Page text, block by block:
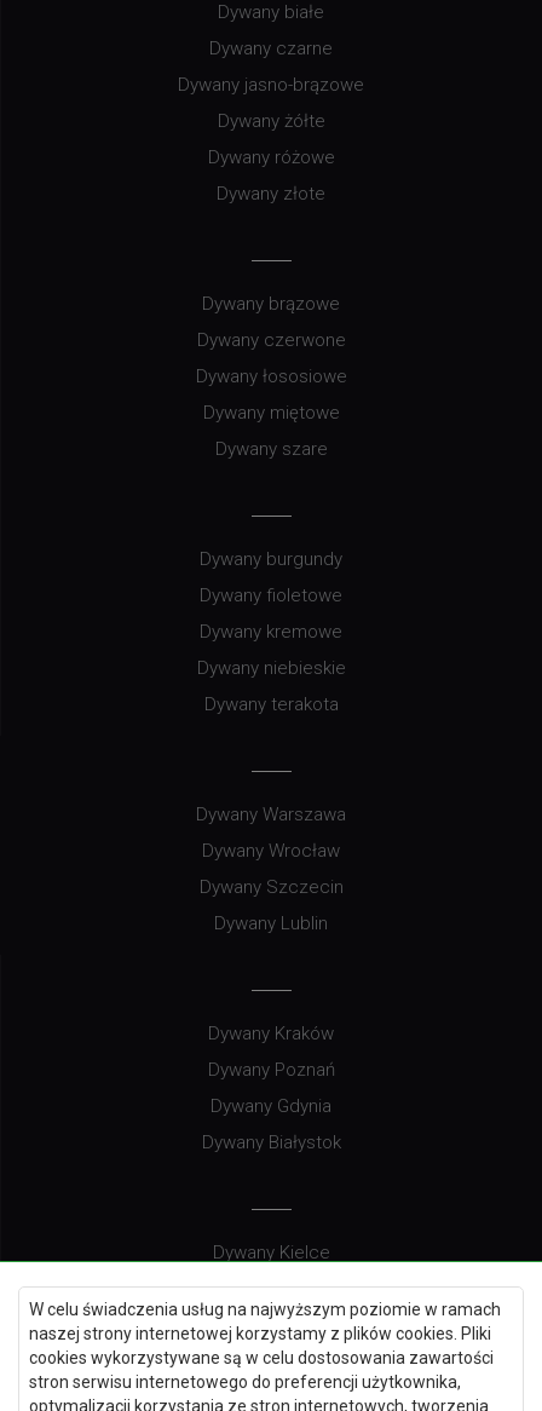
W celu świadczenia usług na najwyższym poziomie w ramach
naszej strony internetowej korzystamy z plików cookies. Pliki
cookies wykorzystywane są w celu dostosowania zawartości
stron serwisu internetowego do preferencji użytkownika,
optymalizacji korzystania ze stron internetowych, tworzenia
Dywany białe
Dywany czarne
Dywany jasno-brązowe
Dywany żółte
Dywany różowe
Dywany złote
Dywany brązowe
Dywany czerwone
Dywany łososiowe
Dywany miętowe
Dywany szare
Dywany burgundy
Dywany fioletowe
Dywany kremowe
Dywany niebieskie
Dywany terakota
Dywany Warszawa
Dywany Wrocław
Dywany Szczecin
Dywany Lublin
Dywany Kraków
Dywany Poznań
Dywany Gdynia
Dywany Białystok
Dywany Kielce
Dywany Gdańsk
Dywany Toruń
Dywany Bydgoszcz